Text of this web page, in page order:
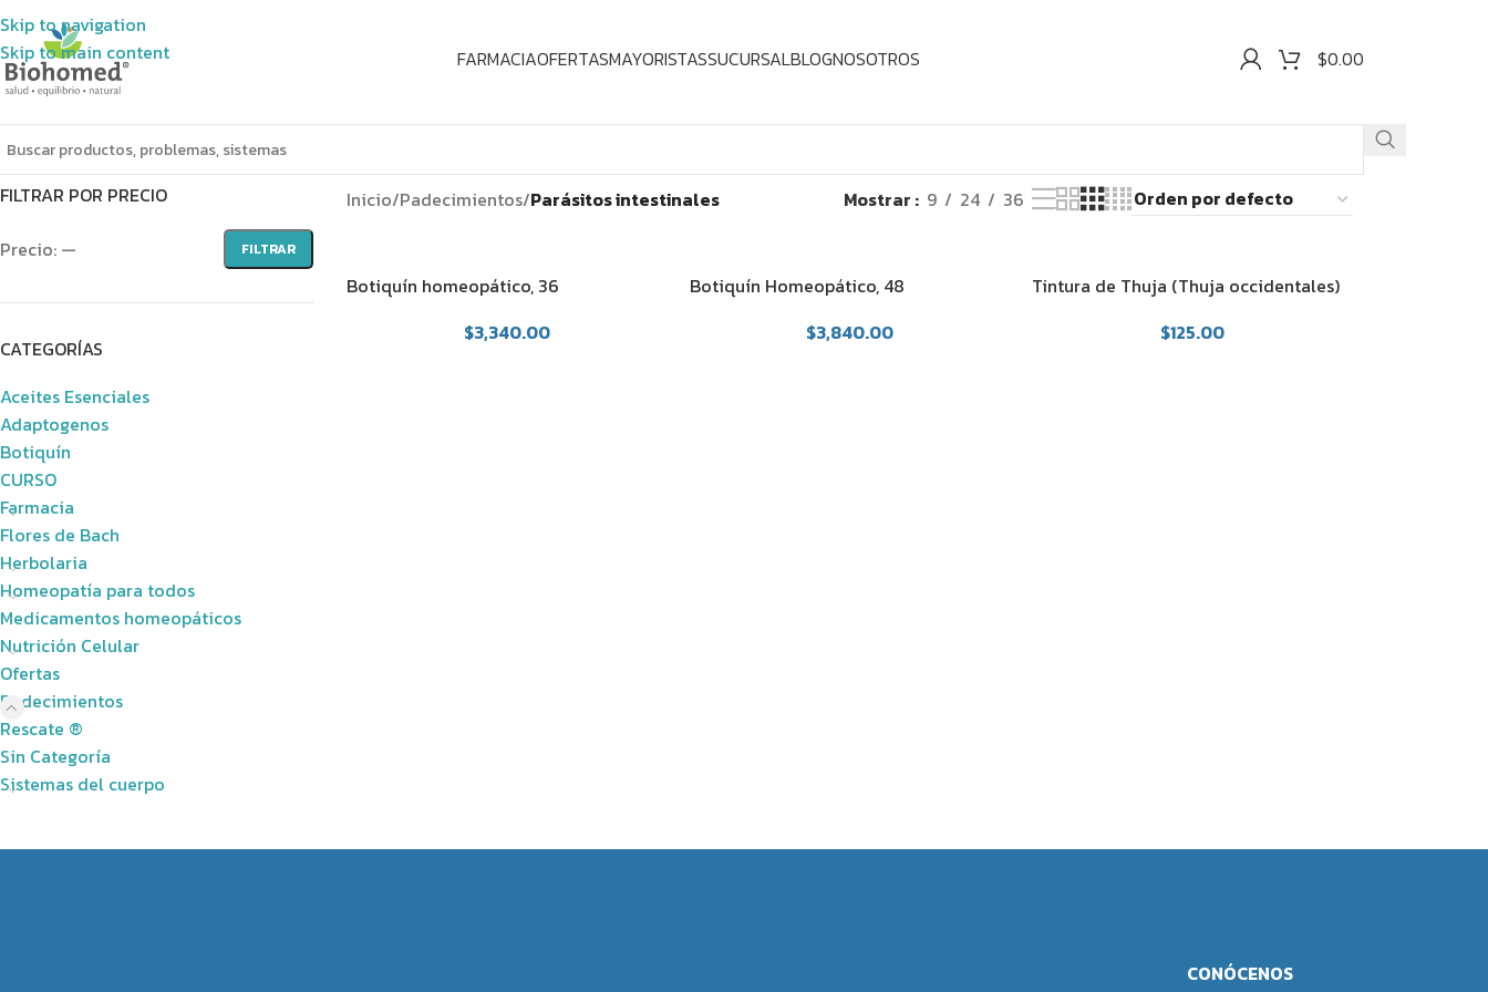
Skip to navigation
Skip to main content
FARMACIAOFERTASMAYORISTASSUCURSALBLOGNOSOTROS $0.00
FILTRAR POR PRECIO
FILTRAR
Precio: —
CATEGORÍAS
Aceites Esenciales
Adaptogenos
Botiquín
CURSO
Farmacia
Flores de Bach
Herbolaria
Homeopatía para todos
Medicamentos homeopáticos
Nutrición Celular
Ofertas
Padecimientos
Rescate ®
Sin Categoría
Sistemas del cuerpo
Inicio/Padecimientos/Parásitos intestinales Mostrar 9 24 36
Botiquín homeopático, 36
$3,340.00
Botiquín Homeopático, 48
$3,840.00
Tintura de Thuja (Thuja occidentales)
$125.00
CONÓCENOS